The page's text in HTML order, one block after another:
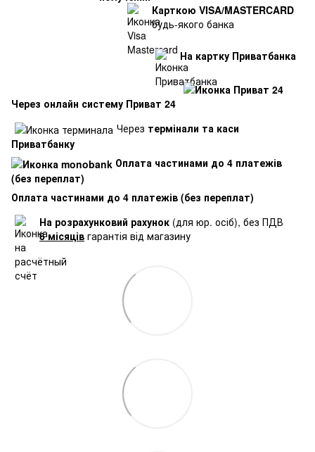
Карткою VISA/MASTERCARD
будь-якого банка
На картку Приватбанка
Через онлайн систему Приват 24
Через термінали та каси
Приватбанку
Оплата частинами до 4 платежів
(без переплат)
Оплата частинами до 4 платежів (без переплат)
На розрахунковий рахунок (для юр. осіб), без ПДВ
6 місяців гарантія від магазину